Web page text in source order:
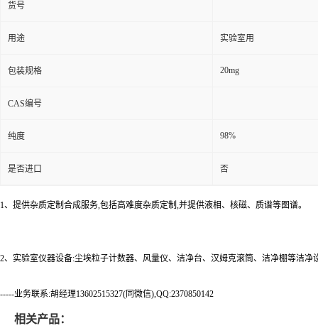
货号
用途 实验室用
包装规格 20mg
CAS编号
纯度 98%
是否进口 否
1、提供杂质定制合成服务,包括高难度杂质定制,并提供液相、核磁、质谱等图谱。
2、实验室仪器设备:尘埃粒子计数器、风量仪、洁净台、汉姆克滚筒、洁净棚等洁
-----业务联系:胡经理13602515327(同微信),QQ:2370850142
相关产品：